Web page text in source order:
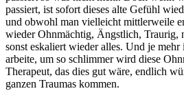
passiert, ist sofort dieses alte Gefühl
und obwohl man vielleicht mittlerweile
wieder Ohnmächtig, Ängstlich, Traurig,
sonst eskaliert wieder alles. Und je mehr
arbeite, um so schlimmer wird diese
Therapeut, das dies gut wäre, endlich
ganzen Traumas kommen.